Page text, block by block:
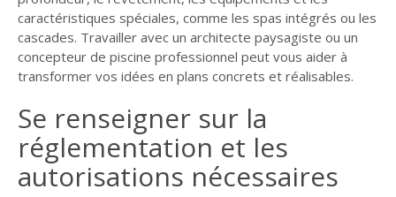
caractéristiques spéciales, comme les spas intégrés ou les
cascades. Travailler avec un architecte paysagiste ou un
concepteur de piscine professionnel peut vous aider à
transformer vos idées en plans concrets et réalisables.
Se renseigner sur la
réglementation et les
autorisations nécessaires